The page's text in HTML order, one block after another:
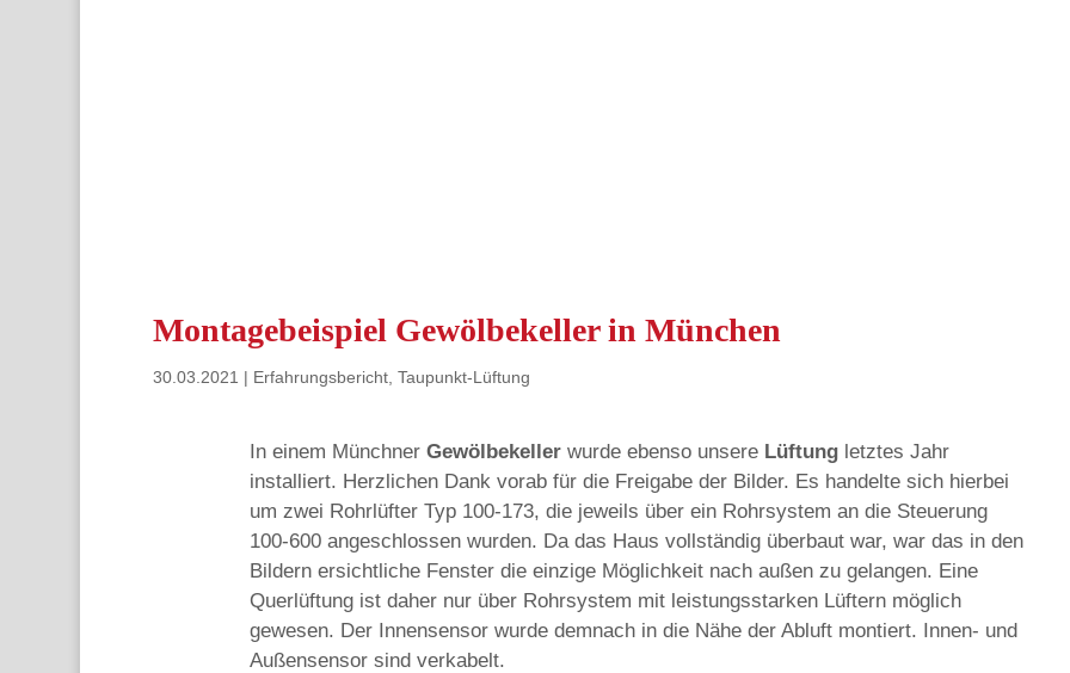
Montagebeispiel Gewölbekeller in München
30.03.2021 | Erfahrungsbericht, Taupunkt-Lüftung
In einem Münchner Gewölbekellerwurde ebenso unsere Lüftungletztes Jahr
installiert. Herzlichen Dank vorab für die Freigabe der Bilder. Es handelte sich hierbei
um zwei Rohrlüfter Typ 100-173, die jeweils über ein Rohrsystem an die Steuerung
100-600 angeschlossen wurden. Da das Haus vollständig überbaut war, war das in den
Bildern ersichtliche Fenster die einzige Möglichkeit nach außen zu gelangen. Eine
Querlüftung ist daher nur über Rohrsystem mit leistungsstarken Lüftern möglich
gewesen. Der Innensensor wurde demnach in die Nähe der Abluft montiert. Innen- und
Außensensor sind verkabelt.